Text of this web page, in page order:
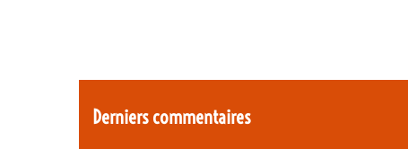
Derniers commentaires